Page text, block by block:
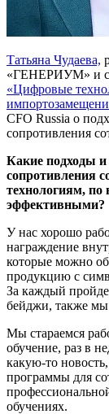
Татьяна Чудаева,
«ГЕНЕРИУМ» и
«Цифровые
CFO Russia о
сопротивления
Какие подходы и
сопротивления
технологиям,
эффективными?
У нас хорошо
награждение
которые можно
продукцию с
За каждый
бейджи, также мы
Мы стараемся
обучение, раз в
какую-то
программы для
обучениях.